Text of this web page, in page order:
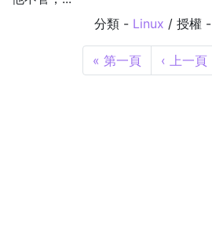
分類 - Linux / 授權 -
« 第一頁 ‹ 上一頁